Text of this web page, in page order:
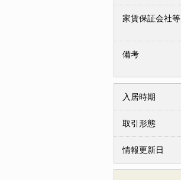
家賃保証会社等
備考
入居時期
取引形態
情報更新日